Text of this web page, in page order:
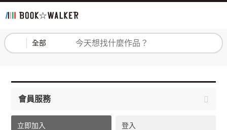
全部 登入 註冊
會員服務
立即加入 登入